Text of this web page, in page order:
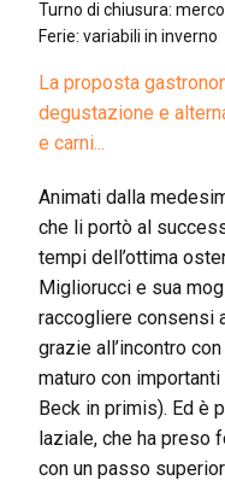
Turno di chiusura:
Ferie: variabili in inverno
La proposta
degustazione e
e carni...
Animati dalla
che li portò al
tempi dell’ottima
Migliorucci e sua
raccogliere consensi
grazie all’incontro
maturo con
Beck in primis). Ed è
laziale, che ha preso
con un passo